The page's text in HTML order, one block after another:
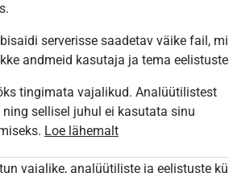
kiri“ ja
serverisse saadetav väike fail,
andmeid kasutaja ja tema
tingimata vajalikud. Analüütilistest
sellisel juhul ei kasutata sinu
Loe lähemalt
vajalike, analüütiliste ja eelistuste